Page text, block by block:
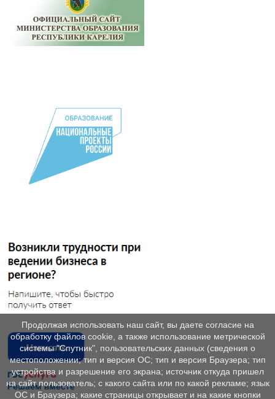
Продолжая использовать наш сайт, вы даете согласие на
обработку файлов cookie, а также использование метрической
системы "Спутник", пользовательских данных (сведения о
местоположении; тип и версия ОС; тип и версия Браузера; тип
устройства и разрешение его экрана; источник откуда пришел
на сайт пользователь; с какого сайта или по какой рекламе; язык
ОС и Браузера; какие страницы открывает и на какие кнопки